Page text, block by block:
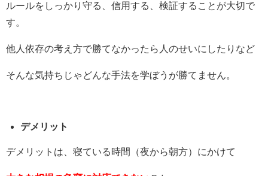
ルールをしっかり守る、信用する、検証することが大切で
す。
他人依存の考え方で勝てなかったら人のせいにしたりなど
そんな気持ちじゃどんな手法を学ぼうが勝てません。
デメリット
デメリットは、寝ている時間（夜から朝方）にかけて